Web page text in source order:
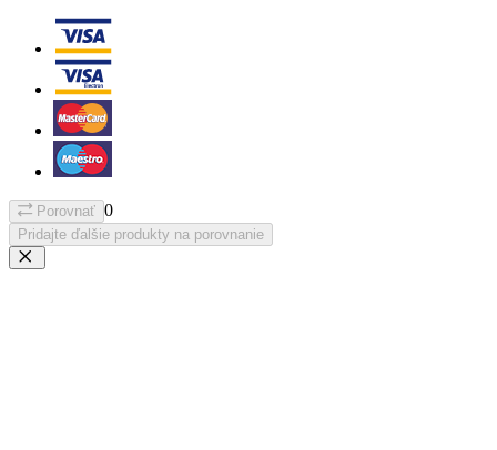
Porovnať 0
Pridajte ďalšie produkty na porovnanie